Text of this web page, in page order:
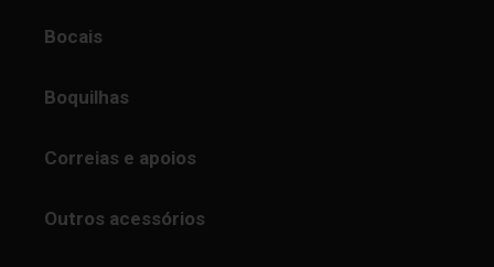
Bocais
Boquilhas
Correias e apoios
Outros acessórios